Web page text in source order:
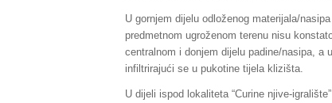
U gornjem dijelu odloženog materijala/
predmetnom ugroženom terenu nisu
centralnom i donjem dijelu padine/nasipa, a
infiltrirajući se u pukotine tijela klizišta.
U dijeli ispod lokaliteta “Curine njive-